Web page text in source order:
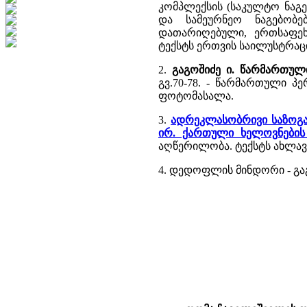
კომპლექსის (საკულტო
და სამეურნეო
დათარიღებული,
ტექსტს ერთვის
2. გაგოშიძე ი.
გვ.70-78. - წარმართული
ფოტომასალა.
3.ადრეკლასობრივი
ირ. ქართული
აღწერილობა. ტექსტს
4. დედოფლის მინდორი -